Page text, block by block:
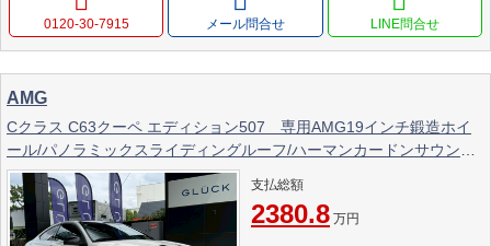
0120-30-7915 メール問合せ
AMG
Cクラス C63クーペ エディション507 専用AMG19インチ鍛造ホイ
ール/パノラミックスライディングルーフ/ハーマンカードンサウン
ド/AMGレッドブレーキキャリパー/AMGパフォーマンスステアリン
グ/エアダクト付ボンネット
支払総額
2380.8 万円